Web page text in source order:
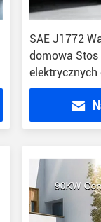
SAE J1772
domowa Stos
elektrycznych